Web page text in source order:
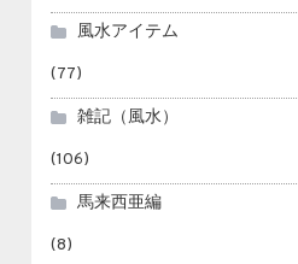
風水アイテム
(77)
雑記（風水）
(106)
馬来西亜編
(8)